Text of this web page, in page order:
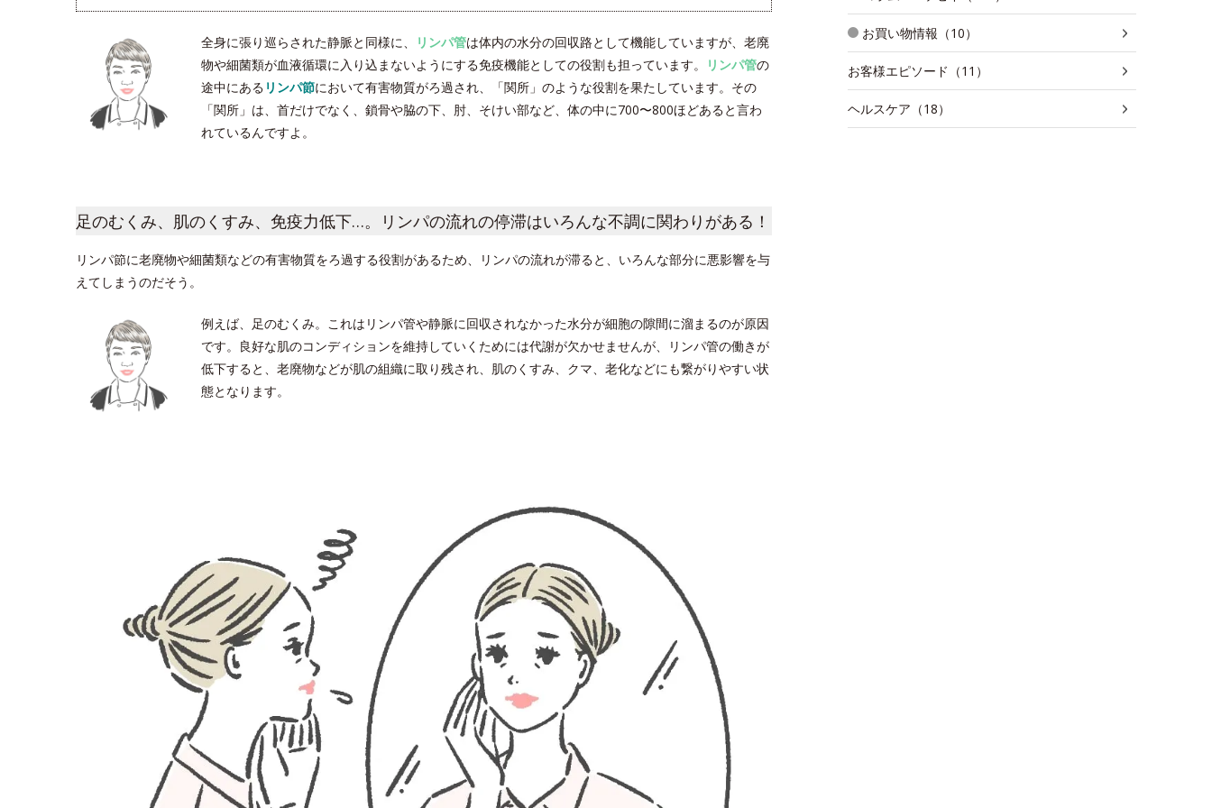
全身に張り巡らされた静脈と同様に、 リンパ管は体内の水分の回収路として機能していますが、老廃
物や細菌類が血液循環に入り込まないようにする免疫機能としての役割も担っています。
リンパ管の
途中にある リンパ節において有害物質がろ過され、「関所」のような役割を果たしています。その
「関所」は、首だけでなく、鎖骨や脇の下、肘、そけい部など、体の中に700〜800ほどあると言わ
れているんですよ。
足のむくみ、肌のくすみ、免疫力低下…。リンパの流れの停滞はいろんな不調に関わりがある！
リンパ節に老廃物や細菌類などの有害物質をろ過する役割があるため、リンパの流れが滞ると、いろんな部分に悪影響を与
えてしまうのだそう。
例えば、足のむくみ。これはリンパ管や静脈に回収されなかった水分が細胞の隙間に溜まるのが原因
です。良好な肌のコンディションを維持していくためには代謝が欠かせませんが、リンパ管の働きが
低下すると、老廃物などが肌の組織に取り残され、肌のくすみ、クマ、老化などにも繋がりやすい状
態となります。
お買い物情報（10）
お客様エピソード（11）
ヘルスケア（18）